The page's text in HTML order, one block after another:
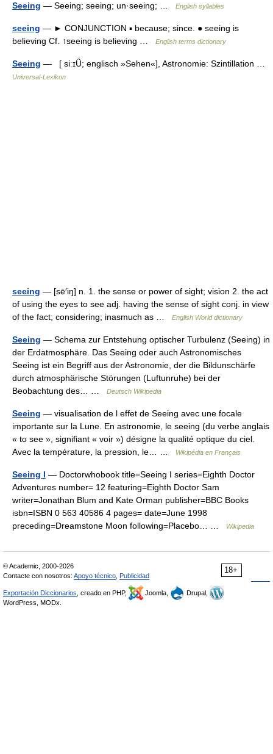
Seeing — Seeing; seeing; un·seeing; … English syllables
seeing — ► CONJUNCTION ▪ because; since. ● seeing is
believing Cf. ↑seeing is believing …
English terms dictionary
Seeing — [ siːɪȖ; englisch »Sehen«], Astronomie: Szintillation …
Universal-Lexikon
seeing — [sē′iŋ] n. 1. the sense or power of sight; vision 2. the act
of using the eyes to see adj. having the sense of sight conj. in view
of the fact; considering; inasmuch as …
English World dictionary
Seeing — Schema zur Entstehung optischer Turbulenz (Seeing) in
der Erdatmosphäre. Das Seeing oder auch Astronomisches
Seeing ist ein Begriff aus der Astronomie, der die Bildunschärfe
durch atmosphärische Störungen (Luftunruhe) bei der
Beobachtung des… …
Deutsch Wikipedia
Seeing — visualisation de l effet de Seeing avec une focale
importante sur la Lune. En astronomie, le seeing (du verbe anglais
« to see », signifiant « voir ») désigne la qualité optique du ciel.
Avec la température, la pression, le… …
Wikipédia en Français
Seeing I — Doctorwhobook title=Seeing I series=Eighth Doctor
Adventures number= 12 featuring=Eighth Doctor Sam
writer=Jonathan Blum and Kate Orman publisher=BBC Books
isbn=ISBN 0 563 40586 4 pages= date=June 1998
preceding=Dreamstone Moon following=Placebo… …
Wikipedia
18+
© Academic, 2000-2026
Contacte con nosotros: Apoyo técnico Publicidad
Exportación Diccionarios , creado en PHP, Joomla,
Drupal,
WordPress, MODx.